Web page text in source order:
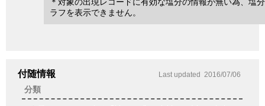
＊対象の出現レコードに有効な塩分の情報が無い為、塩
ラフを表示できません。
付随情報 Last updated 2016/07/06
分類